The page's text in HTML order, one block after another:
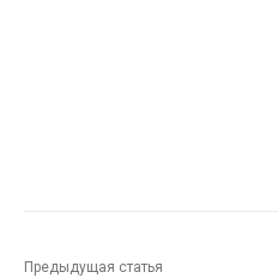
Предыдущая статья